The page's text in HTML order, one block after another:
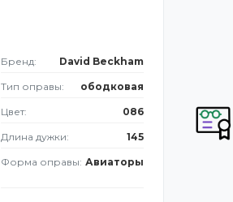
Бренд: David Beckham
Тип оправы: ободковая
Цвет: 086
Длина дужки: 145
Форма оправы: Авиаторы